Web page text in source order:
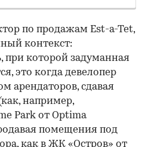
по продажам Est-a-Tet,
контекст:
при которой задуманная
это когда девелопер
арендаторов, сдавая
например,
Park от Optima
помещения под
как в ЖК «Остров» от